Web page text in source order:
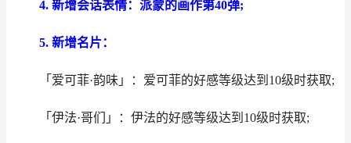
4. 新增会话表情：派蒙的画作第40弹;
5. 新增名片：
「爱可菲·韵味」：爱可菲的好感等级达到10级时获取;
「伊法·哥们」：伊法的好感等级达到10级时获取;